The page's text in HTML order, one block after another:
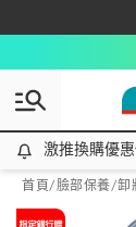
激推換購優惠價
激推換購優
首頁/臉部保養/卸